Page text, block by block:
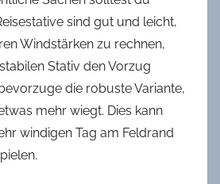
sind gut und leicht,
Windstärken zu rechnen,
Stativ den Vorzug
die robuste Variante,
mehr wiegt. Dies kann
windigen Tag am Feldrand